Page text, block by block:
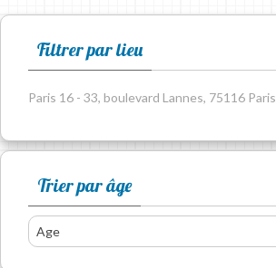
Filtrer par lieu
Paris 16 - 33, boulevard Lannes, 75116 Paris
Trier par âge
Age